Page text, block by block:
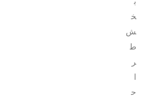
خ
ش
ط
ر
ح